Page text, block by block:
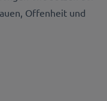
Offenheit und